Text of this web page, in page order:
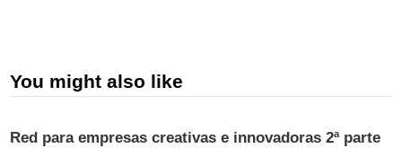
You might also like
Red para empresas creativas e innovadoras 2ª parte